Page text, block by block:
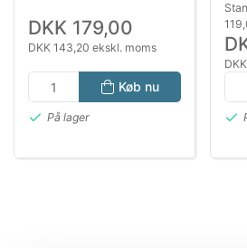
DKK 179,00
DKK 143,20 ekskl. moms
Køb nu
På lager